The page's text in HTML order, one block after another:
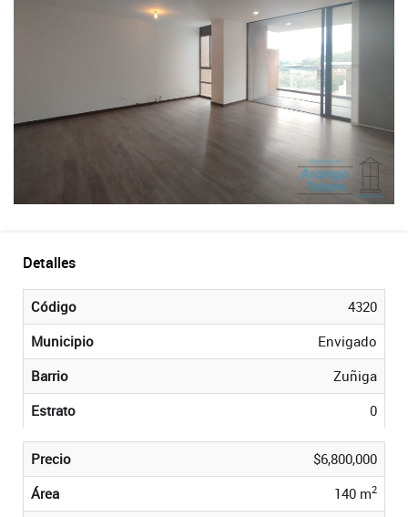
Detalles
Código
4320
Municipio
Envigado
Barrio
Zuñiga
Estrato
0
Precio
$6,800,000
Área
140 m2